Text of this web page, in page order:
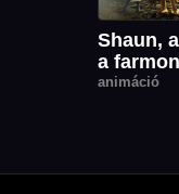
Shaun,
a
animáció